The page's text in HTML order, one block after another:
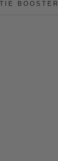
BOOSTER